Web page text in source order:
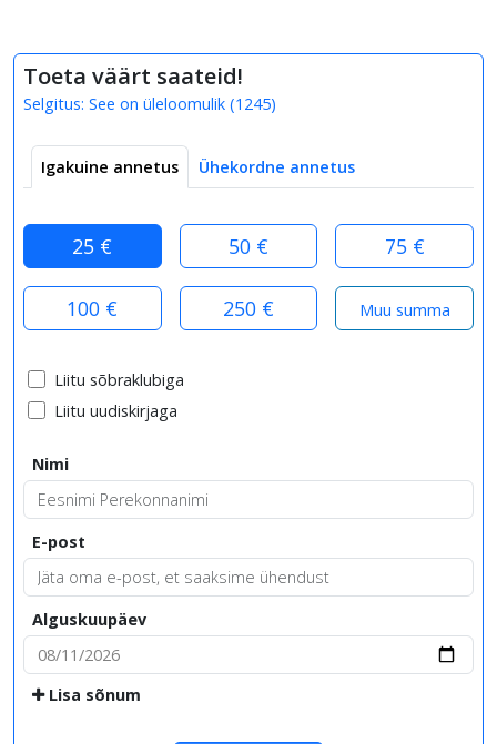
Toeta väärt saateid!
Selgitus: See on üleloomulik (1245)
Igakuine annetus Ühekordne annetus
25 € 50 € 75 €
100 € 250 €
Liitu sõbraklubiga
Liitu uudiskirjaga
Nimi
E-post
Alguskuupäev
Lisa sõnum